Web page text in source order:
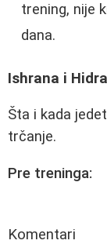
trening, nije
dana.
Ishrana i
Šta i kada
trčanje.
Pre treninga:
Komentari